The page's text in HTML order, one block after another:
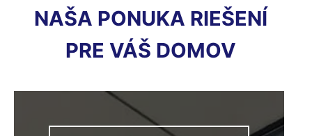
NAŠA PONUKA RIEŠENÍ
PRE VÁŠ DOMOV